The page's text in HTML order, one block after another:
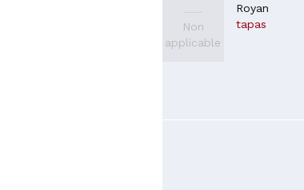
Non
applicable
Royan
tapas